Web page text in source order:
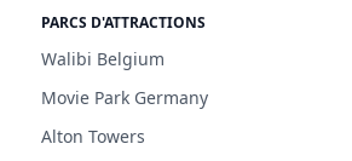
PARCS D'ATTRACTIONS
Walibi Belgium
Movie Park Germany
Alton Towers